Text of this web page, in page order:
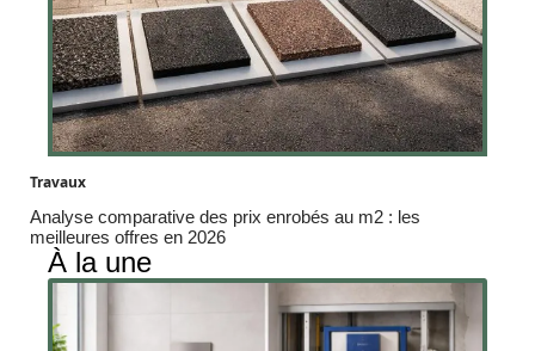
Travaux
Analyse comparative des prix enrobés au m2 : les
meilleures offres en 2026
À la une